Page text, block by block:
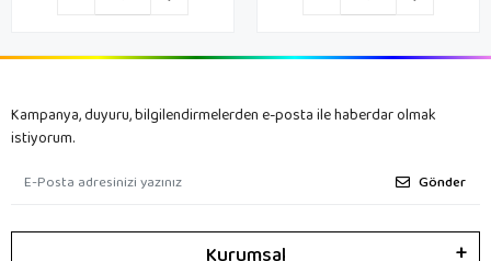
Kampanya, duyuru, bilgilendirmelerden e-posta ile haberdar olmak
istiyorum.
Gönder